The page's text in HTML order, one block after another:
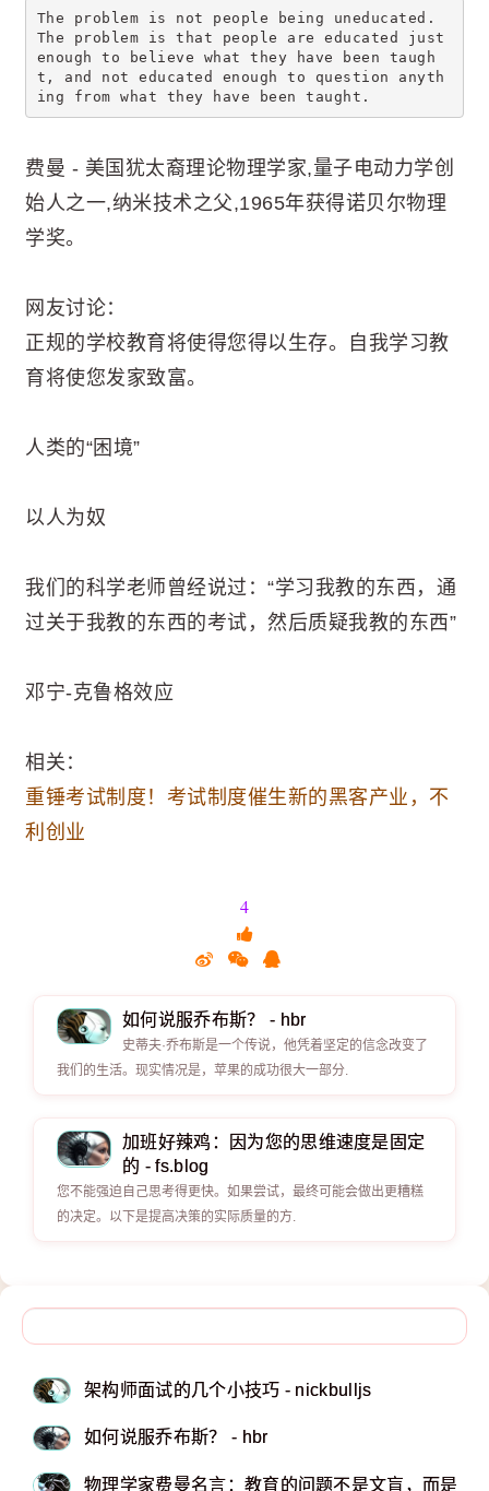
The problem is not people being uneducated.
The problem is that people are educated just
enough to believe what they have been taugh
t, and not educated enough to question anyth
ing from what they have been taught.
费曼 - 美国犹太裔理论物理学家,量子电动力学创
始人之一,纳米技术之父,1965年获得诺贝尔物理
学奖。
网友讨论：
正规的学校教育将使得您得以生存。自我学习教
育将使您发家致富。
人类的“困境”
以人为奴
我们的科学老师曾经说过：“学习我教的东西，通
过关于我教的东西的考试，然后质疑我教的东西”
邓宁-克鲁格效应
相关：
重锤考试制度！考试制度催生新的黑客产业，不
利创业
4
如何说服乔布斯？ - hbr
史蒂夫·乔布斯是一个传说，他凭着坚定的信念改变了
我们的生活。现实情况是，苹果的成功很大一部分.
加班好辣鸡：因为您的思维速度是固定
的 - fs.blog
您不能强迫自己思考得更快。如果尝试，最终可能会做出更糟糕
的决定。以下是提高决策的实际质量的方.
架构师面试的几个小技巧 - nickbulljs
如何说服乔布斯？ - hbr
物理学家费曼名言：教育的问题不是文盲，而是让